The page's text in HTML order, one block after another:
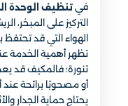
في تنظيف الوحدة
التركيز على المبخر،
الهواء التي قد تحتفظ
تظهر أهمية الخدمة
تنورة؛ فالمكيف قد
أو مصحوبًا برائحة
يحتاج حماية الجدار